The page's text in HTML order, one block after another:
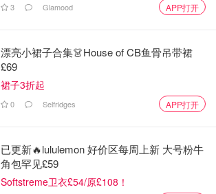
3 Glamood APP打开
漂亮小裙子合集👗House of CB鱼骨吊带裙
£69
裙子3折起
0 Selfridges APP打开
已更新🔥lululemon 好价区每周上新 大号粉牛
角包罕见£59
Softstreme卫衣£54/原£108！